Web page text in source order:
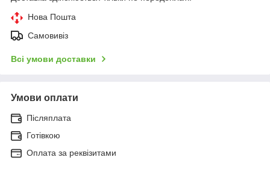
Нова Пошта
Самовивіз
Всі умови доставки
Умови оплати
Післяплата
Готівкою
Оплата за реквізитами